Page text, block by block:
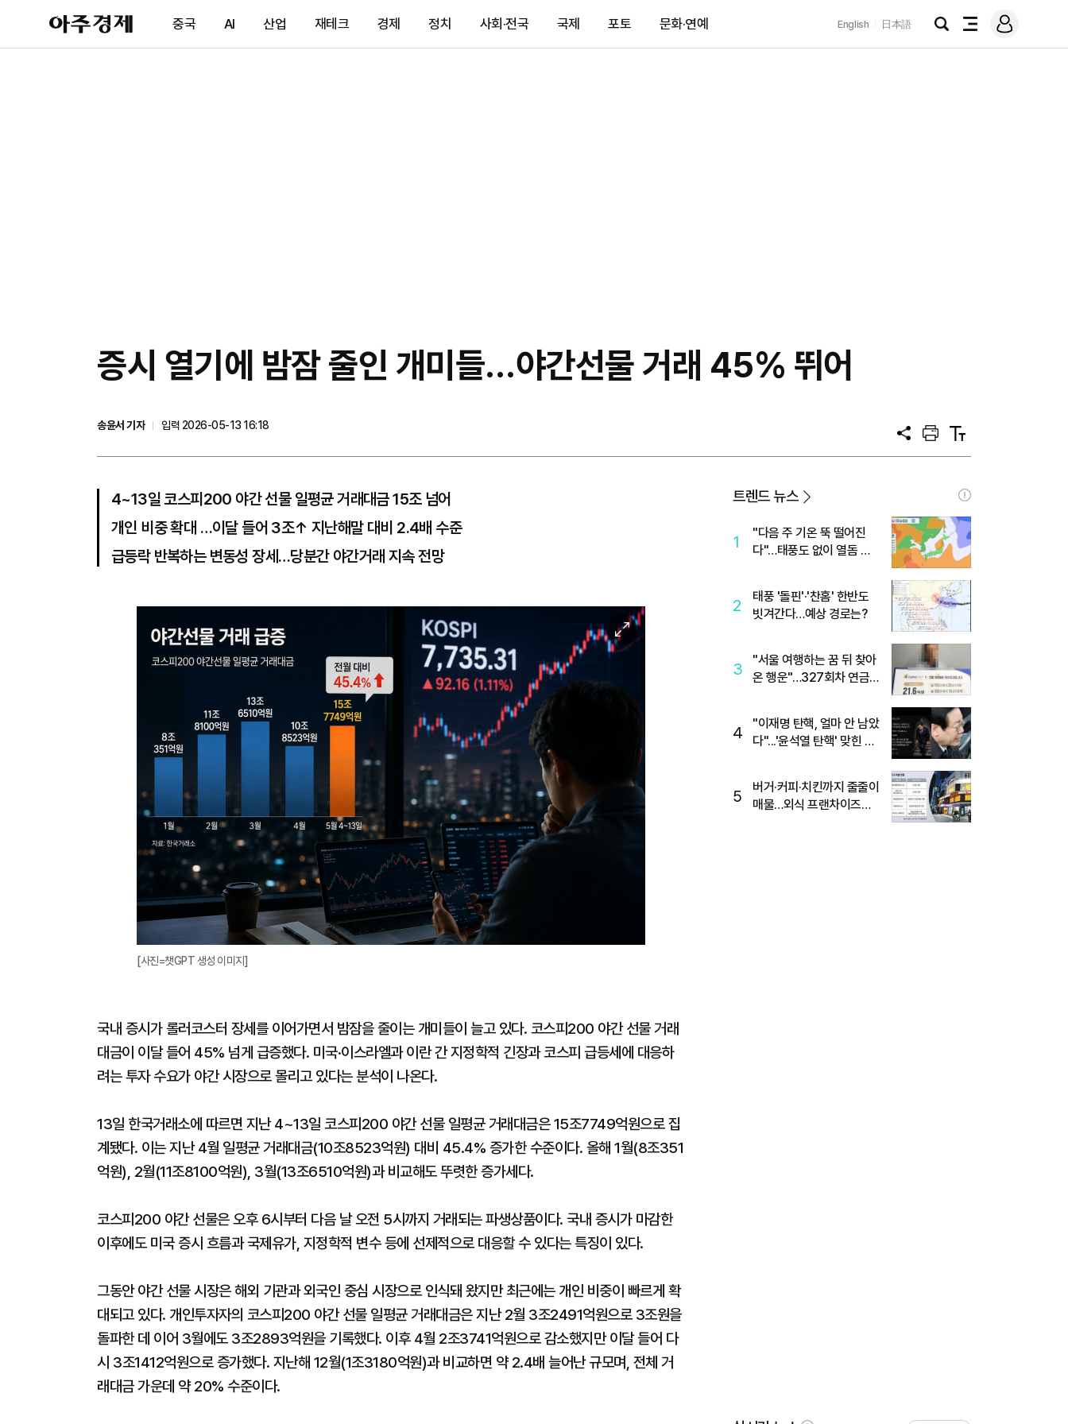
아
주
제
중국 AI 산업 재테크 경제 정치 사회·전국 국제 포토 문화·연예 English 日本語
검
전
메
그
증시 열기에 밤잠 줄인 개미들…야간선물 거래 45% 뛰어
송윤서 기자
입력 2026-05-13 16:18
공
프
트
텍
트
4~13일 코스피200 야간 선물 일평균 거래대금 15조 넘어
개인 비중 확대 …이달 들어 3조↑ 지난해말 대비 2.4배 수준
급등락 반복하는 변동성 장세…당분간 야간거래 지속 전망
이
미
[사진=챗GPT 생성 이미지]
국내 증시가 롤러코스터 장세를 이어가면서 밤잠을 줄이는 개미들이 늘고 있다. 코스피200 야간 선물 거래
대금이 이달 들어 45% 넘게 급증했다. 미국·이스라엘과 이란 간 지정학적 긴장과 코스피 급등세에 대응하
려는 투자 수요가 야간 시장으로 몰리고 있다는 분석이 나온다.
13일 한국거래소에 따르면 지난 4~13일 코스피200 야간 선물 일평균 거래대금은 15조7749억원으로 집
계됐다. 이는 지난 4월 일평균 거래대금(10조8523억원) 대비 45.4% 증가한 수준이다. 올해 1월(8조351
억원), 2월(11조8100억원), 3월(13조6510억원)과 비교해도 뚜렷한 증가세다.
코스피200 야간 선물은 오후 6시부터 다음 날 오전 5시까지 거래되는 파생상품이다. 국내 증시가 마감한
이후에도 미국 증시 흐름과 국제유가, 지정학적 변수 등에 선제적으로 대응할 수 있다는 특징이 있다.
그동안 야간 선물 시장은 해외 기관과 외국인 중심 시장으로 인식돼 왔지만 최근에는 개인 비중이 빠르게 확
대되고 있다. 개인투자자의 코스피200 야간 선물 일평균 거래대금은 지난 2월 3조2491억원으로 3조원을
돌파한 데 이어 3월에도 3조2893억원을 기록했다. 이후 4월 2조3741억원으로 감소했지만 이달 들어 다
시 3조1412억원으로 증가했다. 지난해 12월(1조3180억원)과 비교하면 약 2.4배 늘어난 규모며, 전체 거
래대금 가운데 약 20% 수준이다.
트렌드 뉴스
1
"다음 주 기온 뚝 떨어진
다"…태풍도 없이 열돔 박
2
태풍 '돌핀'·'찬홈' 한반도
빗겨간다…예상 경로는?
3
"서울 여행하는 꿈 뒤 찾아
온 행운"…327회차 연금
4
"이재명 탄핵, 얼마 안 남았
다"...'윤석열 탄핵' 맞힌 무
5
버거·커피·치킨까지 줄줄이
매물…외식 프랜차이즈